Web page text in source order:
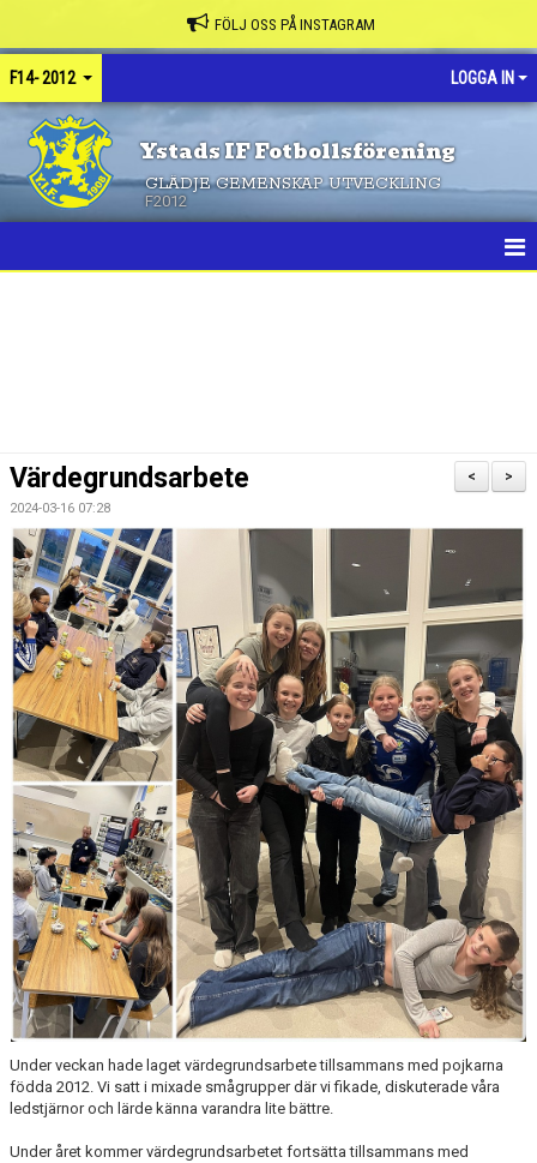
FÖLJ OSS PÅ INSTAGRAM
F14- 2012 LOGGA IN
Ystads IF Fotbollsförening
GLÄDJE GEMENSKAP UTVECKLING
F2012
TRUPPEN
BILDGALLERI
DOKUMENT
KONTAKT
>
<
Värdegrundsarbete
2024-03-16 07:28
Under veckan hade laget värdegrundsarbete tillsammans med pojkarna
födda 2012. Vi satt i mixade smågrupper där vi fikade, diskuterade våra
ledstjärnor och lärde känna varandra lite bättre.
Under året kommer värdegrundsarbetet fortsätta tillsammans med